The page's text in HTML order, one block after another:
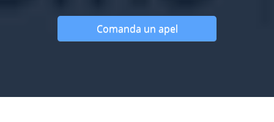
Comanda un apel